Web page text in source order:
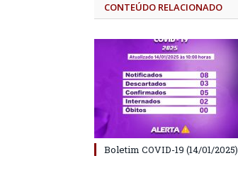
CONTEÚDO RELACIONADO
Boletim COVID-19 (14/01/2025)